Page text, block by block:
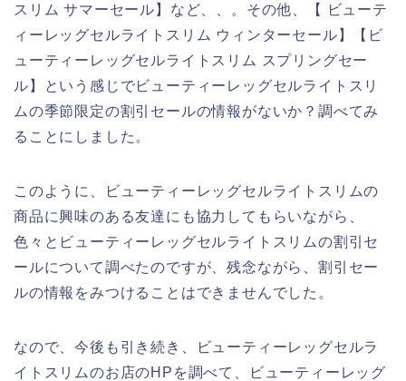
スリム サマーセール】など、、。その他、【 ビューテ
ィーレッグセルライトスリム ウィンターセール】【ビ
ューティーレッグセルライトスリム スプリングセー
ル】という感じでビューティーレッグセルライトスリ
ムの季節限定の割引セールの情報がないか？調べてみ
ることにしました。
このように、ビューティーレッグセルライトスリムの
商品に興味のある友達にも協力してもらいながら、
色々とビューティーレッグセルライトスリムの割引セ
ールについて調べたのですが、残念ながら、割引セー
ルの情報をみつけることはできませんでした。
なので、今後も引き続き、ビューティーレッグセルラ
イトスリムのお店のHPを調べて、ビューティーレッグ